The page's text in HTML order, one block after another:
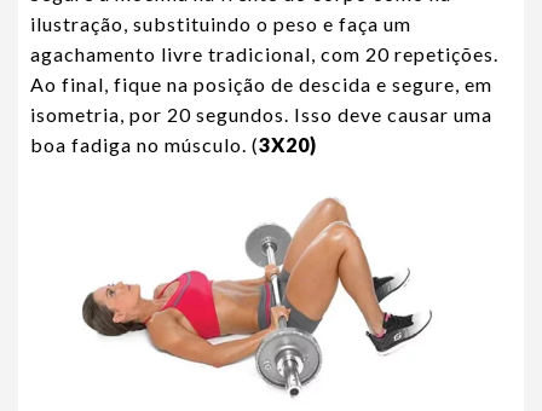
ilustração, substituindo o peso e faça um
agachamento livre tradicional, com 20 repetições.
Ao final, fique na posição de descida e segure, em
isometria, por 20 segundos. Isso deve causar uma
boa fadiga no músculo. (3X20)